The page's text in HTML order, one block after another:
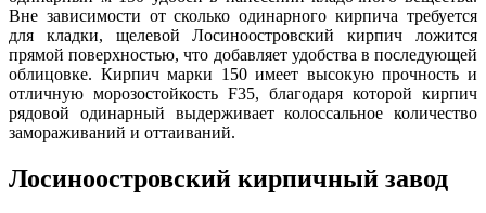
Вне зависимости от сколько одинарного кирпича требуется
для кладки, щелевой Лосиноостровский кирпич ложится
прямой поверхностью, что добавляет удобства в последующей
облицовке. Кирпич марки 150 имеет высокую прочность и
отличную морозостойкость F35, благодаря которой кирпич
рядовой одинарный выдерживает колоссальное количество
замораживаний и оттаиваний.
Лосиноостровский кирпичный завод